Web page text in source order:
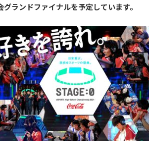
グランドファイナルを予定しています。